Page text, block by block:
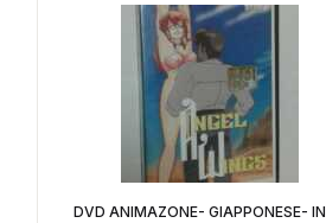
DVD ANIMAZONE- GIAPPONESE- IN